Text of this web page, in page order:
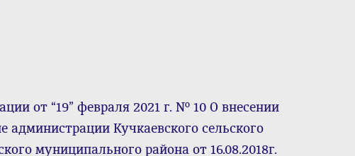
от “19” февраля 2021 г. № 10 О внесении
администрации Кучкаевского сельского
муниципального района от 16.08.2018г.